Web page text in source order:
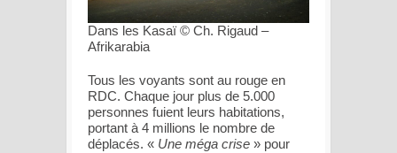
Dans les Kasaï © Ch. Rigaud –
Afrikarabia
Tous les voyants sont au rouge en
RDC. Chaque jour plus de 5.000
personnes fuient leurs habitations,
portant à 4 millions le nombre de
déplacés. « Une méga crise » pour